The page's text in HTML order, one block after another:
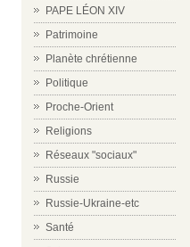
PAPE LÉON XIV
Patrimoine
Planète chrétienne
Politique
Proche-Orient
Religions
Réseaux "sociaux"
Russie
Russie-Ukraine-etc
Santé